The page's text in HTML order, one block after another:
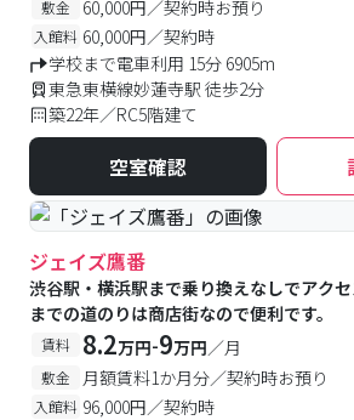
敷金 60,000円／契約時お預り
入館料 60,000円／契約時
学校まで電車利用 15分 6905m
東急東横線妙蓮寺駅 徒歩2分
築22年／RC5階建て
空室確認
ジェイズ鷹番
渋谷駅・横浜駅まで乗り換えなしでアク
までの道のりは商店街なので便利です。
賃料 8.2万円-9万円／月
敷金 月額賃料1か月分／契約時お預り
入館料 96,000円／契約時